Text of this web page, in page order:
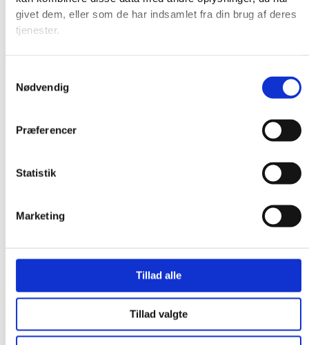
givet dem, eller som de har indsamlet fra din brug af deres
tjenester.
Nødvendig
Præferencer
Statistik
Marketing
Tillad alle
Tillad valgte